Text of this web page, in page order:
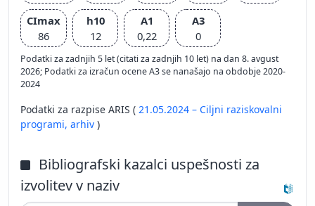
CImax
86
h10
12
A1
0,22
A3
0
Podatki za zadnjih 5 let (citati za zadnjih 10 let) na dan 8. avgust
2026; Podatki za izračun ocene A3 se nanašajo na obdobje 2020-
2024
Podatki za razpise ARIS ( 21.05.2024 – Ciljni raziskovalni
programi, arhiv )
Bibliografski kazalci uspešnosti za
izvolitev v naziv